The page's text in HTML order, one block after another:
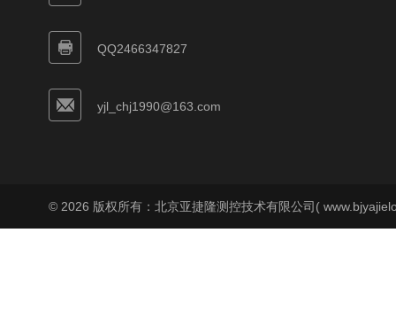
QQ2466347827
yjl_chj1990@163.com
© 2026 版权所有：北京亚捷隆测控技术有限公司(